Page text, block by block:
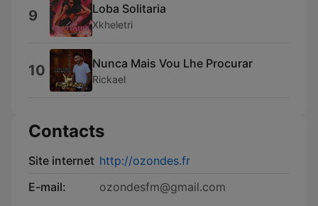
9 Loba Solitaria
Xkheletri
10 Nunca Mais Vou Lhe Procurar
Rickael
Contacts
Site internet http://ozondes.fr
E-mail:
ozondesfm@gmail.com